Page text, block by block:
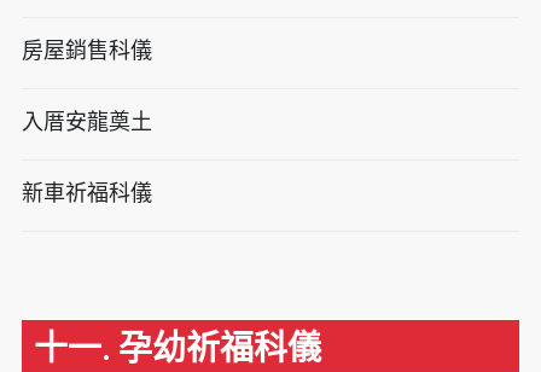
房屋銷售科儀
入厝安龍奠土
新車祈福科儀
十一. 孕幼祈福科儀